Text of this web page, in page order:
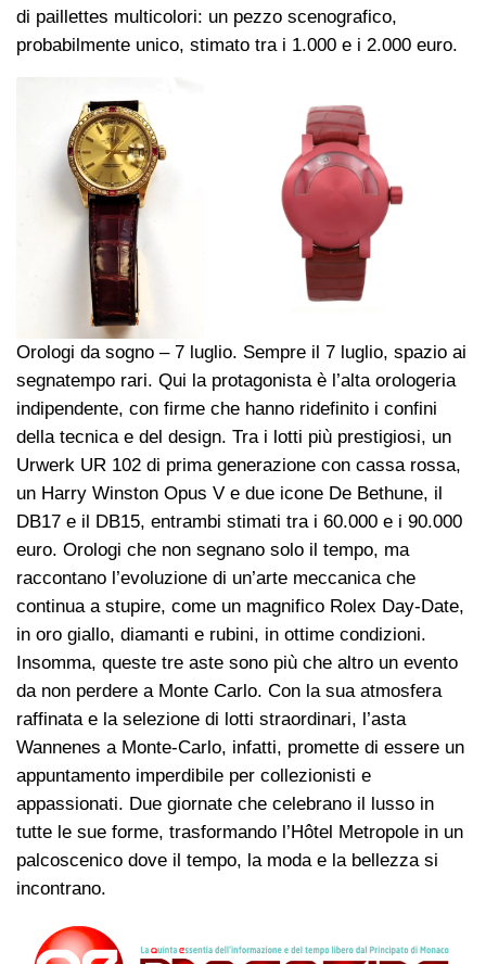
di paillettes multicolori: un pezzo scenografico,
probabilmente unico, stimato tra i 1.000 e i 2.000 euro.
Orologi da sogno – 7 luglio. Sempre il 7 luglio, spazio ai
segnatempo rari. Qui la protagonista è l’alta orologeria
indipendente, con firme che hanno ridefinito i confini
della tecnica e del design. Tra i lotti più prestigiosi, un
Urwerk UR 102 di prima generazione con cassa rossa,
un Harry Winston Opus V e due icone De Bethune, il
DB17 e il DB15, entrambi stimati tra i 60.000 e i 90.000
euro. Orologi che non segnano solo il tempo, ma
raccontano l’evoluzione di un’arte meccanica che
continua a stupire, come un magnifico Rolex Day-Date,
in oro giallo, diamanti e rubini, in ottime condizioni.
Insomma, queste tre aste sono più che altro un evento
da non perdere a Monte Carlo. Con la sua atmosfera
raffinata e la selezione di lotti straordinari, l’asta
Wannenes a Monte-Carlo, infatti, promette di essere un
appuntamento imperdibile per collezionisti e
appassionati. Due giornate che celebrano il lusso in
tutte le sue forme, trasformando l’Hôtel Metropole in un
palcoscenico dove il tempo, la moda e la bellezza si
incontrano.